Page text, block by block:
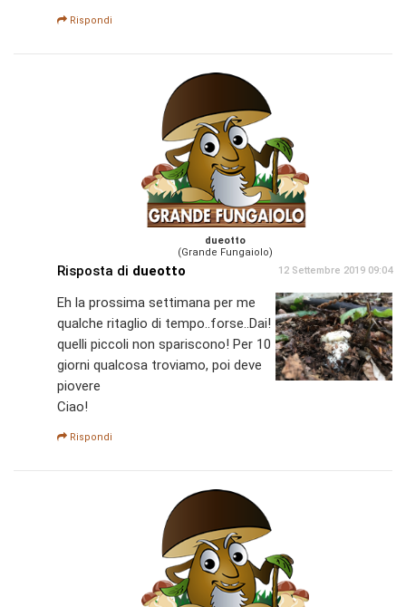
Rispondi
dueotto
(Grande Fungaiolo)
Risposta di dueotto 12 Settembre 2019 09:04
Eh la prossima settimana per me
qualche ritaglio di tempo..forse..Dai!
quelli piccoli non spariscono! Per 10
giorni qualcosa troviamo, poi deve
piovere
Ciao!
Rispondi